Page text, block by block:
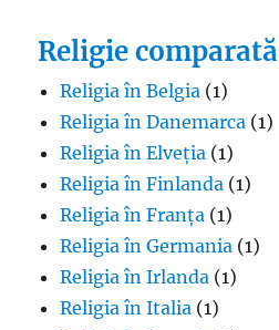
Religie comparată
Religia în Belgia (1)
Religia în Danemarca (1)
Religia în Elveția (1)
Religia în Finlanda (1)
Religia în Franța (1)
Religia în Germania (1)
Religia în Irlanda (1)
Religia în Italia (1)